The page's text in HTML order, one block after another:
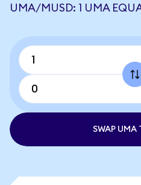
UMA/MUSD: 1 UMA
SWAP UMA